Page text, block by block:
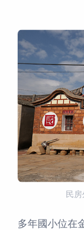
民
多年國小位在